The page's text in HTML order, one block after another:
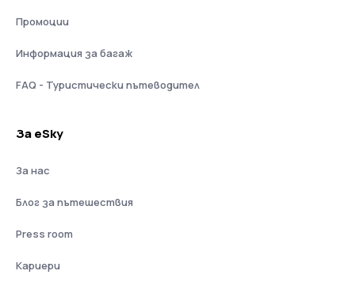
Промоции
Информация за багаж
FAQ - Туристически пътеводител
За eSky
За нас
Блог за пътешествия
Press room
Кариери